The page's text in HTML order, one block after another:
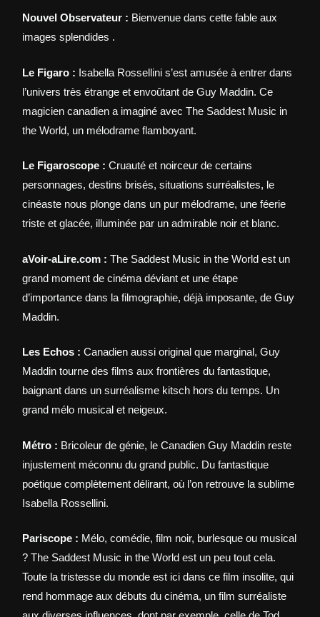
Nouvel Observateur : Bienvenue dans cette fable aux
images splendides .
Le Figaro : Isabella Rossellini s’est amusée à entrer dans
l’univers très étrange et envoûtant de Guy Maddin. Ce
magicien canadien a imaginé avec The Saddest Music in
the World, un mélodrame flamboyant.
Le Figaroscope : Cruauté et noirceur de certains
personnages, destins brisés, situations surréalistes, le
cinéaste nous plonge dans un pur mélodrame, une féerie
triste et glacée, illuminée par un admirable noir et blanc.
aVoir-aLire.com : The Saddest Music in the World est un
grand moment de cinéma déviant et une étape
d’importance dans la filmographie, déjà imposante, de Guy
Maddin.
Les Echos : Canadien aussi original que marginal, Guy
Maddin tourne des films aux frontières du fantastique,
baignant dans un surréalisme kitsch hors du temps. Un
grand mélo musical et neigeux.
Métro : Bricoleur de génie, le Canadien Guy Maddin reste
injustement méconnu du grand public. Du fantastique
poétique complètement délirant, où l’on retrouve la sublime
Isabella Rossellini.
Pariscope : Mélo, comédie, film noir, burlesque ou musical
? The Saddest Music in the World est un peu tout cela.
Toute la tristesse du monde est ici dans ce film insolite, qui
rend hommage aux débuts du cinéma, un film surréaliste